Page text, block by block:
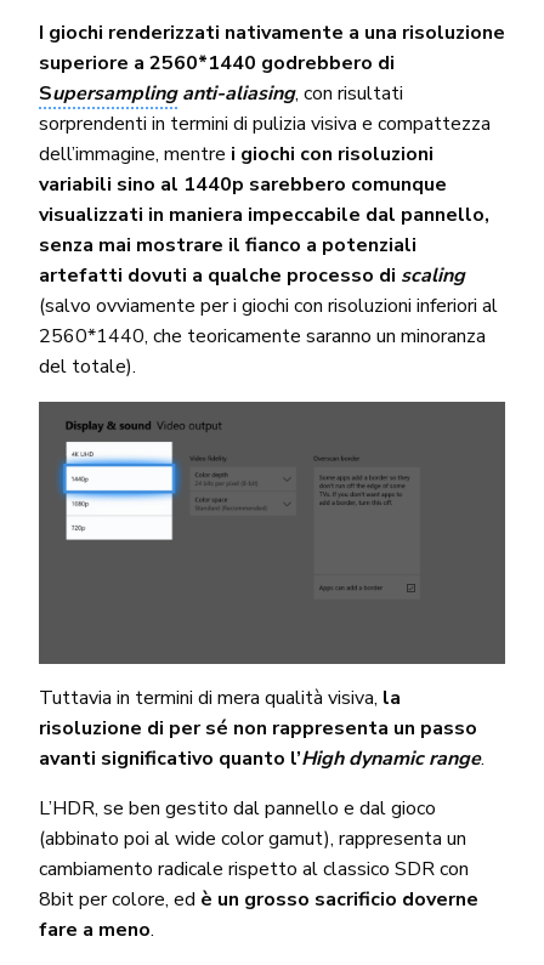
I giochi renderizzati nativamente a una risoluzione
superiore a 2560*1440 godrebbero di
Supersamplinganti-aliasing, con risultati
sorprendenti in termini di pulizia visiva e compattezza
dell’immagine, mentre i giochi con risoluzioni
variabili sino al 1440p sarebbero comunque
visualizzati in maniera impeccabile dal pannello,
senza mai mostrare il fianco a potenziali
artefatti dovuti a qualche processo di scaling
(salvo ovviamente per i giochi con risoluzioni inferiori al
2560*1440, che teoricamente saranno un minoranza
del totale).
Tuttavia in termini di mera qualità visiva, la
risoluzione di per sé non rappresenta un passo
avanti significativo quanto l’High dynamic range.
L’HDR, se ben gestito dal pannello e dal gioco
(abbinato poi al wide color gamut), rappresenta un
cambiamento radicale rispetto al classico SDR con
8bit per colore, ed è un grosso sacrificio doverne
fare a meno.